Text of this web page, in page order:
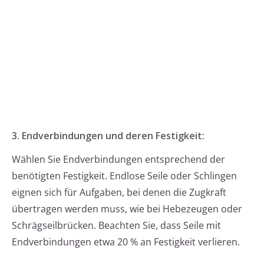
3. Endverbindungen und deren Festigkeit:
Wählen Sie Endverbindungen entsprechend der
benötigten Festigkeit. Endlose Seile oder Schlingen
eignen sich für Aufgaben, bei denen die Zugkraft
übertragen werden muss, wie bei Hebezeugen oder
Schrägseilbrücken. Beachten Sie, dass Seile mit
Endverbindungen etwa 20 % an Festigkeit verlieren.